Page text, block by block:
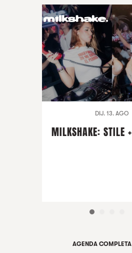
DIJ. 13. AGO
MILKSHAKE: STILE
AGENDA COMPLETA